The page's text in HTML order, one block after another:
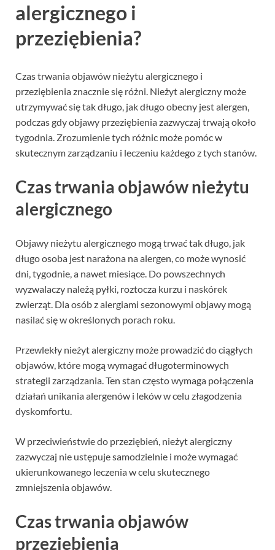
alergicznego i
przeziębienia?
Czas trwania objawów nieżytu alergicznego i
przeziębienia znacznie się różni. Nieżyt alergiczny może
utrzymywać się tak długo, jak długo obecny jest alergen,
podczas gdy objawy przeziębienia zazwyczaj trwają około
tygodnia. Zrozumienie tych różnic może pomóc w
skutecznym zarządzaniu i leczeniu każdego z tych stanów.
Czas trwania objawów nieżytu
alergicznego
Objawy nieżytu alergicznego mogą trwać tak długo, jak
długo osoba jest narażona na alergen, co może wynosić
dni, tygodnie, a nawet miesiące. Do powszechnych
wyzwalaczy należą pyłki, roztocza kurzu i naskórek
zwierząt. Dla osób z alergiami sezonowymi objawy mogą
nasilać się w określonych porach roku.
Przewlekły nieżyt alergiczny może prowadzić do ciągłych
objawów, które mogą wymagać długoterminowych
strategii zarządzania. Ten stan często wymaga połączenia
działań unikania alergenów i leków w celu złagodzenia
dyskomfortu.
W przeciwieństwie do przeziębień, nieżyt alergiczny
zazwyczaj nie ustępuje samodzielnie i może wymagać
ukierunkowanego leczenia w celu skutecznego
zmniejszenia objawów.
Czas trwania objawów
przeziębienia